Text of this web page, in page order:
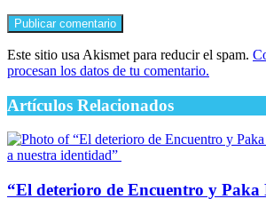
Este sitio usa Akismet para reducir el spam.
procesan los datos de tu comentario.
Artículos Relacionados
​“El deterioro de Encuentro y Paka